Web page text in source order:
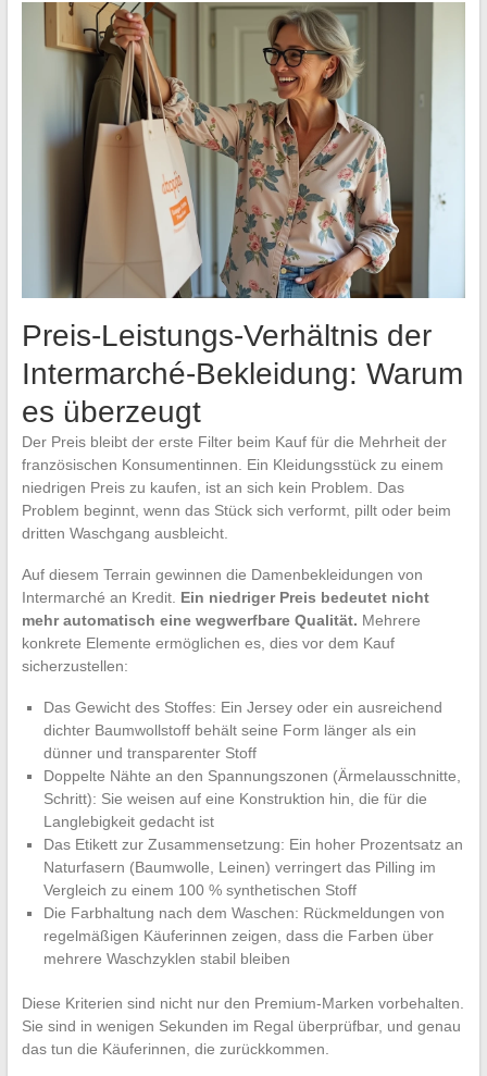
Preis-Leistungs-Verhältnis der
Intermarché-Bekleidung: Warum
es überzeugt
Der Preis bleibt der erste Filter beim Kauf für die Mehrheit der
französischen Konsumentinnen. Ein Kleidungsstück zu einem
niedrigen Preis zu kaufen, ist an sich kein Problem. Das
Problem beginnt, wenn das Stück sich verformt, pillt oder beim
dritten Waschgang ausbleicht.
Auf diesem Terrain gewinnen die Damenbekleidungen von
Intermarché an Kredit. Ein niedriger Preis bedeutet nicht
mehr automatisch eine wegwerfbare Qualität. Mehrere
konkrete Elemente ermöglichen es, dies vor dem Kauf
sicherzustellen:
Das Gewicht des Stoffes: Ein Jersey oder ein ausreichend
dichter Baumwollstoff behält seine Form länger als ein
dünner und transparenter Stoff
Doppelte Nähte an den Spannungszonen (Ärmelausschnitte,
Schritt): Sie weisen auf eine Konstruktion hin, die für die
Langlebigkeit gedacht ist
Das Etikett zur Zusammensetzung: Ein hoher Prozentsatz an
Naturfasern (Baumwolle, Leinen) verringert das Pilling im
Vergleich zu einem 100 % synthetischen Stoff
Die Farbhaltung nach dem Waschen: Rückmeldungen von
regelmäßigen Käuferinnen zeigen, dass die Farben über
mehrere Waschzyklen stabil bleiben
Diese Kriterien sind nicht nur den Premium-Marken vorbehalten.
Sie sind in wenigen Sekunden im Regal überprüfbar, und genau
das tun die Käuferinnen, die zurückkommen.